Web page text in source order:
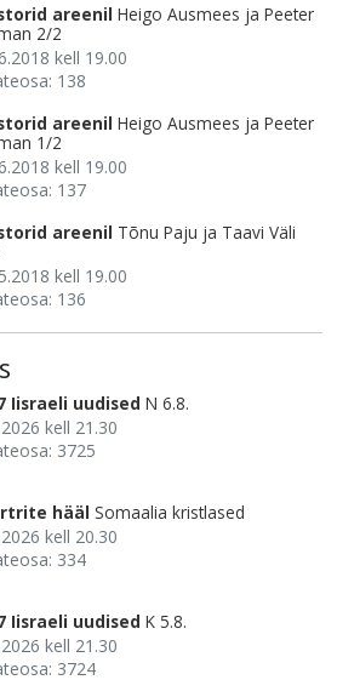
areenil Heigo Ausmees ja Peeter
2/2
kell 19.00
138
areenil Heigo Ausmees ja Peeter
1/2
kell 19.00
137
areenil Tõnu Paju ja Taavi Väli
kell 19.00
136
Iisraeli uudised N 6.8.
kell 21.30
3725
hääl Somaalia kristlased
kell 20.30
334
Iisraeli uudised K 5.8.
kell 21.30
3724